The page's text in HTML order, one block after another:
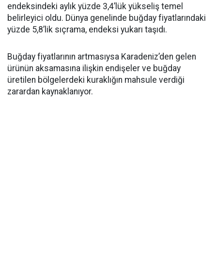
endeksindeki aylık yüzde 3,4’lük yükseliş temel
belirleyici oldu. Dünya genelinde buğday fiyatlarındaki
yüzde 5,8’lik sıçrama, endeksi yukarı taşıdı.
Buğday fiyatlarının artmasıysa Karadeniz’den gelen
ürünün aksamasına ilişkin endişeler ve buğday
üretilen bölgelerdeki kuraklığın mahsule verdiği
zarardan kaynaklanıyor.